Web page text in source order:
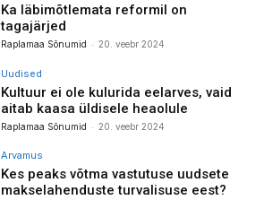
Ka läbimõtlemata reformil on
tagajärjed
Raplamaa Sõnumid - 20. veebr 2024
Uudised
Kultuur ei ole kulurida eelarves, vaid
aitab kaasa üldisele heaolule
Raplamaa Sõnumid - 20. veebr 2024
Arvamus
Kes peaks võtma vastutuse uudsete
makselahenduste turvalisuse eest?